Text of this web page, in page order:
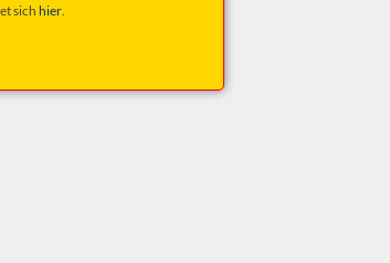
sich hier.